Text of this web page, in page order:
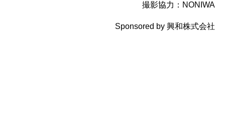
撮影協力：NONIWA
Sponsored by 興和株式会社